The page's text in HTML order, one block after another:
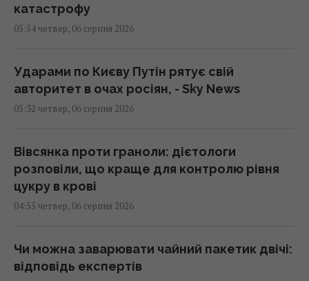
катастрофу
05:54 четвер, 06 серпня 2026
Ударами по Києву Путін рятує свій
авторитет в очах росіян, - Sky News
05:32 четвер, 06 серпня 2026
Вівсянка проти граноли: дієтологи
розповіли, що краще для контролю рівня
цукру в крові
04:55 четвер, 06 серпня 2026
Чи можна заварювати чайний пакетик двічі:
відповідь експертів